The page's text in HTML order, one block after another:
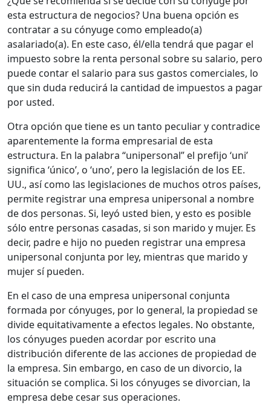
esta estructura de negocios? Una buena opción es
contratar a su cónyuge como empleado(a)
asalariado(a). En este caso, él/ella tendrá que pagar el
impuesto sobre la renta personal sobre su salario, pero
puede contar el salario para sus gastos comerciales, lo
que sin duda reducirá la cantidad de impuestos a pagar
por usted.
Otra opción que tiene es un tanto peculiar y contradice
aparentemente la forma empresarial de esta
estructura. En la palabra “unipersonal” el prefijo ‘uni’
significa ‘único’, o ‘uno’, pero la legislación de los EE.
UU., así como las legislaciones de muchos otros países,
permite registrar una empresa unipersonal a nombre
de dos personas. Si, leyó usted bien, y esto es posible
sólo entre personas casadas, si son marido y mujer. Es
decir, padre e hijo no pueden registrar una empresa
unipersonal conjunta por ley, mientras que marido y
mujer sí pueden.
En el caso de una empresa unipersonal conjunta
formada por cónyuges, por lo general, la propiedad se
divide equitativamente a efectos legales. No obstante,
los cónyuges pueden acordar por escrito una
distribución diferente de las acciones de propiedad de
la empresa. Sin embargo, en caso de un divorcio, la
situación se complica. Si los cónyuges se divorcian, la
empresa debe cesar sus operaciones.